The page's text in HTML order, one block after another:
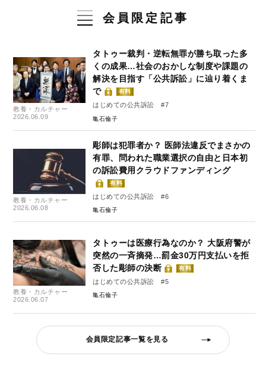
会員限定記事
教養・カルチャー
2026.06.09
タトゥー裁判・逆転無罪が勝ち取った多
くの成果…社会のおかしな制度や課題の
解決を目指す「公共訴訟」に辿り着くま
で
有料
はじめての公共訴訟 #7
亀石倫子
教養・カルチャー
2026.06.08
彫師は犯罪者か？ 医師法違反でまさかの
有罪、問われた職業選択の自由と日本初
の訴訟費用クラウドファンディング
有料
はじめての公共訴訟 #6
亀石倫子
教養・カルチャー
2026.06.07
タトゥーは医療行為なのか？ 大阪府警が
突然の一斉摘発…罰金30万円支払いを拒
否した彫師の決断
有料
はじめての公共訴訟 #5
亀石倫子
会員限定記事一覧を見る